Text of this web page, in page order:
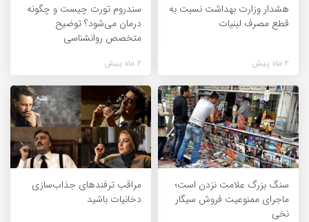
هشدار وزارت بهداشت نسبت به
قطع مصرف لبنیات
2 ماه پیش
سندروم تورت چیست و چگونه
درمان می‌شود؟ توضیح
متخصص روانشناسی
2 ماه پیش
سنگ بزرگ علامت نزدن است؛
ماجرای ممنوعیت فروش سیگار
نخی
مراقب ترفندهای جذاب‌سازی
دخانیات باشید